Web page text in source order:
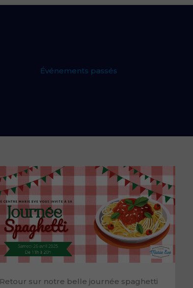
Événements passés
Retour sur notre belle journée spaghetti